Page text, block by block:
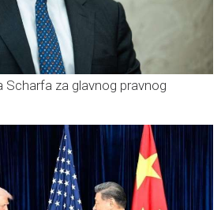
Scharfa za glavnog pravnog